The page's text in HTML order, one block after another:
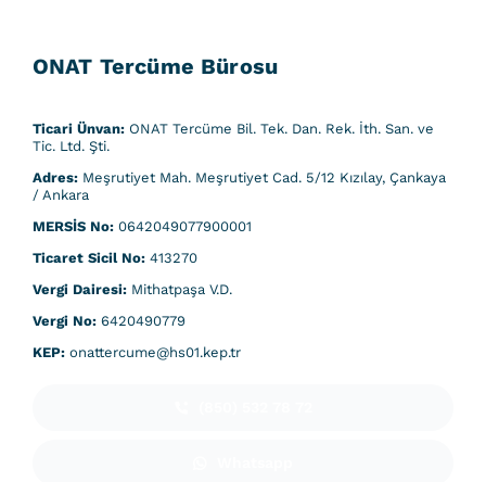
ONAT Tercüme Bürosu
Ticari Ünvan:ONAT Tercüme Bil. Tek. Dan. Rek. İth. San. ve
Tic. Ltd. Şti.
Adres:Meşrutiyet Mah. Meşrutiyet Cad. 5/12 Kızılay, Çankaya
/ Ankara
MERSİS No:0642049077900001
Ticaret Sicil No:413270
Vergi Dairesi:Mithatpaşa V.D.
Vergi No:6420490779
KEP:onattercume@hs01.kep.tr